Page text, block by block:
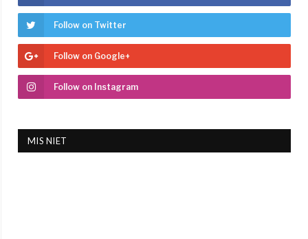
Follow on Twitter
Follow on Google+
Follow on Instagram
MIS NIET